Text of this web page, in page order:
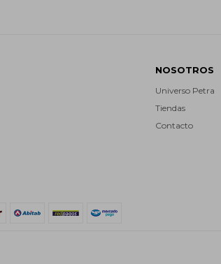
NOSOTROS
Universo Petra
Tiendas
Contacto